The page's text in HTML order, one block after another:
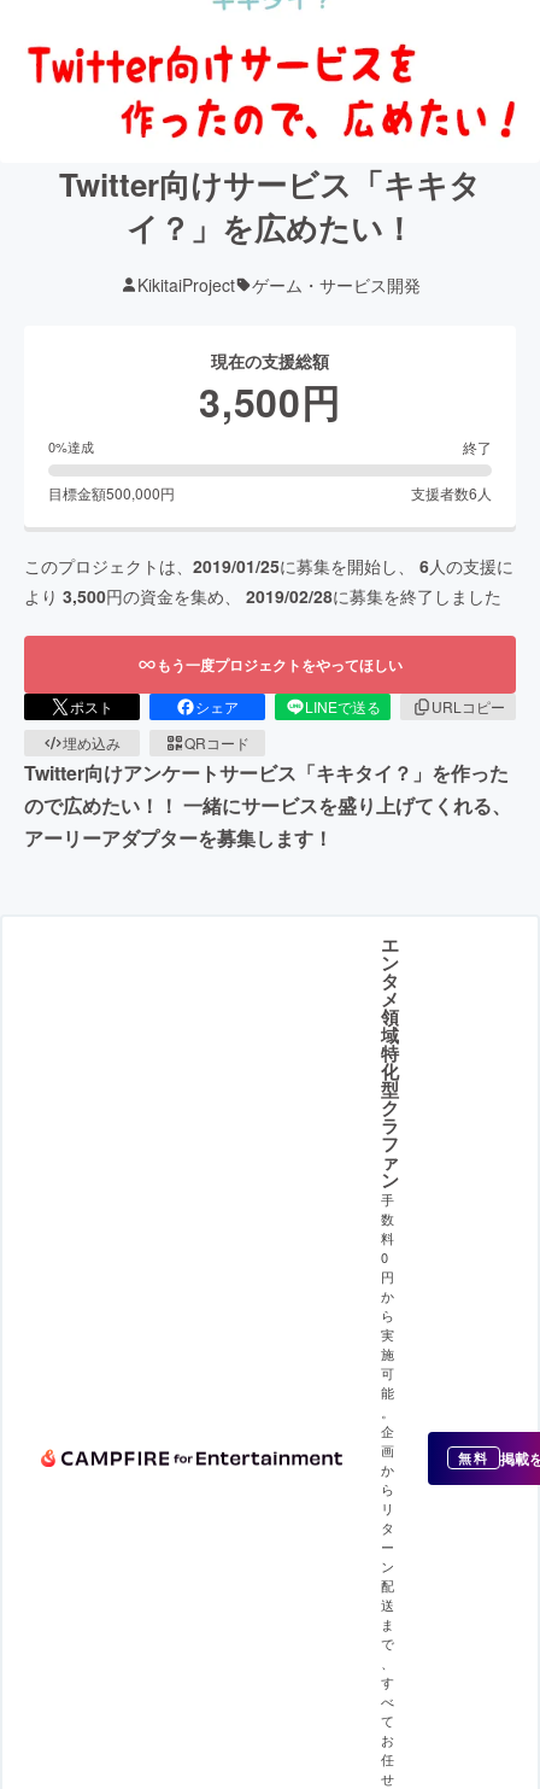
Twitter向けサービス「キキタ
イ？」を広めたい！
KikitaiProject ゲーム・サービス開発
現在の支援総額
3,500円
0%達成 終了
目標金額500,000円 支援者数6 人
このプロジェクトは、 2019/01/25に募集を開始し、 6人の支援に
より 3,500円の資金を集め、 2019/02/28に募集を終了しました
もう一度プロジェクトをやってほしい
ポスト シェア LINEで送る
URLコピー
埋め込み
QRコード
Twitter向けアンケートサービス「キキタイ？」を作った
ので広めたい！！ 一緒にサービスを盛り上げてくれる、
アーリーアダプターを募集します！
エ
ン
タ
メ
領
域
特
化
型
ク
ラ
フ
ァ
ン
手
数
料
0
円
か
ら
実
施
可
能
企
画
か
ら
リ
タ
ー
ン
配
送
ま
で
す
べ
て
お
任
せ
無料 掲載